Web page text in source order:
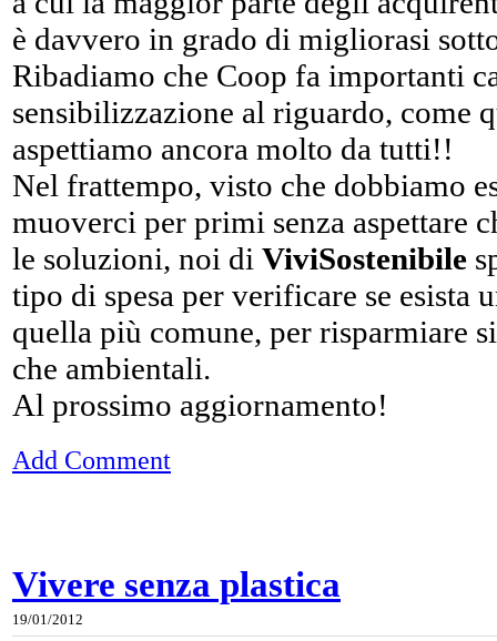
è davvero in grado di migliorasi
Ribadiamo che Coop fa importanti
sensibilizzazione al riguardo, come
aspettiamo ancora molto da tutti!!
Nel frattempo, visto che dobbiamo
muoverci per primi senza aspettare
le soluzioni, noi di ViviSostenibile
tipo di spesa per verificare se esista
quella più comune, per risparmiare
che ambientali.
Al prossimo aggiornamento!
Add Comment
Vivere senza plastica
19/01/2012